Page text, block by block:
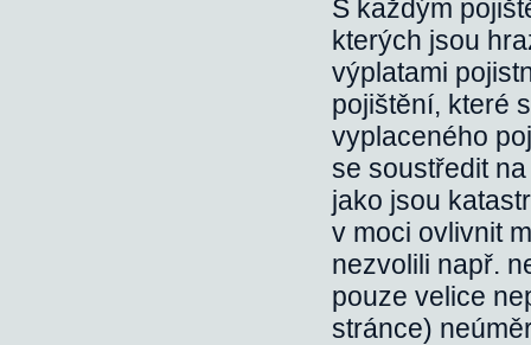
S každým
kterých jsou
výplatami
pojištění, které
vyplaceného
se soustředit
jako jsou
v moci ovlivnit
nezvolili např.
pouze velice
stránce)